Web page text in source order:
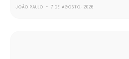
JOÃO PAULO - 7 DE AGOSTO, 2026